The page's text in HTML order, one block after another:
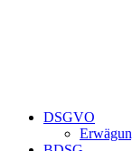
DSGVO